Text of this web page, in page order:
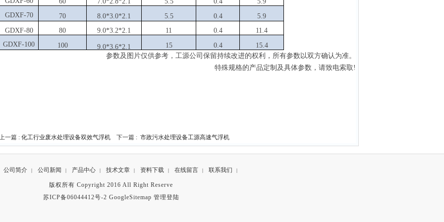
GDXF-70
70 8.0*3.0*2.1 5.5 0.4
5.9
GDXF-80
80 9.0*3.2*2.1 11 0.4
11.4
GDXF-100
100 9.0*3.6*2.1 15 0.4
15.4
参数及图片仅供参考，工源公司保留持续改进的权利，所有参数以双方确认为准。
特殊规格的产品定制及具体参数，请致电索取!
一篇 : 化工行业废水处理设备双效气浮机 下一篇 : 市政污水处理设备工源高速气浮机
公司简介 | 公司新闻 | 产品中心 | 技术文章 | 资料下载 | 在线留言 | 联系我们 |
版权所有 Copyright 2016 All Right Reserve
苏ICP备06044412号-2 GoogleSitemap 管理登陆